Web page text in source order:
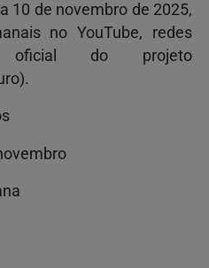
10 de novembro de 2025,
no YouTube, redes
do projeto